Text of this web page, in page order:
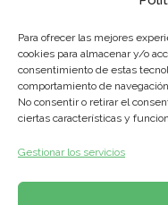
Para ofrecer las mejores
cookies para almacenar y/o
consentimiento de estas
comportamiento de
No consentir o retirar el
ciertas características y
Gestionar los servicios
Haz clic en